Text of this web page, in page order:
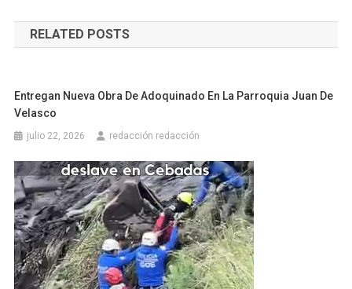
de
entradas
RELATED POSTS
Entregan Nueva Obra De Adoquinado En La Parroquia Juan De
Velasco
julio 22, 2026 redacción redacción